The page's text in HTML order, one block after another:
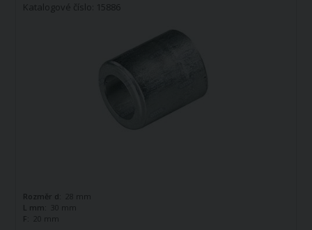
Katalogové číslo: 15886
Rozměr d:
28 mm
L mm:
30 mm
F:
20 mm